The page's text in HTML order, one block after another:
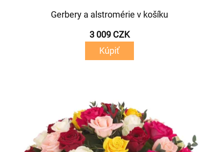
Gerbery a alstromérie v košíku
3 009 CZK
Kúpiť